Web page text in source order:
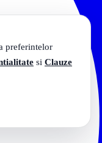
preferintelor
si Clauze